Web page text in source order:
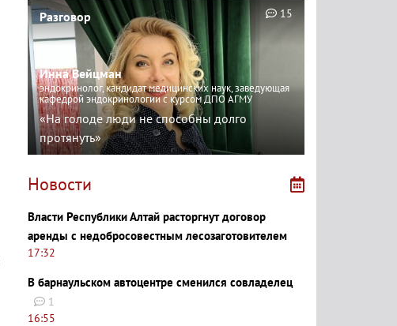
Разговор
Инна Вейцман
эндокринолог, кандидат медицинских наук, заведующая
кафедрой эндокринологии с курсом ДПО АГМУ
«На голоде люди не способны долго
протянуть»
15
Новости
Власти Республики Алтай расторгнут договор
аренды с недобросовестным лесозаготовителем
17:32
В барнаульском автоцентре сменился совладелец
1
16:55